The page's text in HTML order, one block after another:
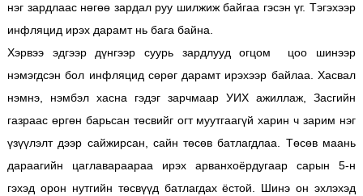
нэг зардлаас нөгөө зардал руу шилжиж байгаа гэсэн үг. Тэгэхээр
инфляцид ирэх дарамт нь бага байна.
Хэрвээ эдгээр дүнгээр суурь зардлууд огцом цоо шинээр
нэмэгдсэн бол инфляцид сөрөг дарамт ирэхээр байлаа. Хасвал
нэмнэ, нэмбэл хасна гэдэг зарчмаар УИХ ажиллаж, Засгийн
газраас өргөн барьсан төсвийг огт муутгаагүй харин ч зарим нэг
үзүүлэлт дээр сайжирсан, сайн төсөв батлагдлаа. Төсөв маань
дараагийн цаглавараараа ирэх арванхоёрдугаар сарын 5-н
гэхэд орон нутгийн төсвүүд батлагдах ёстой. Шинэ он эхлэхэд